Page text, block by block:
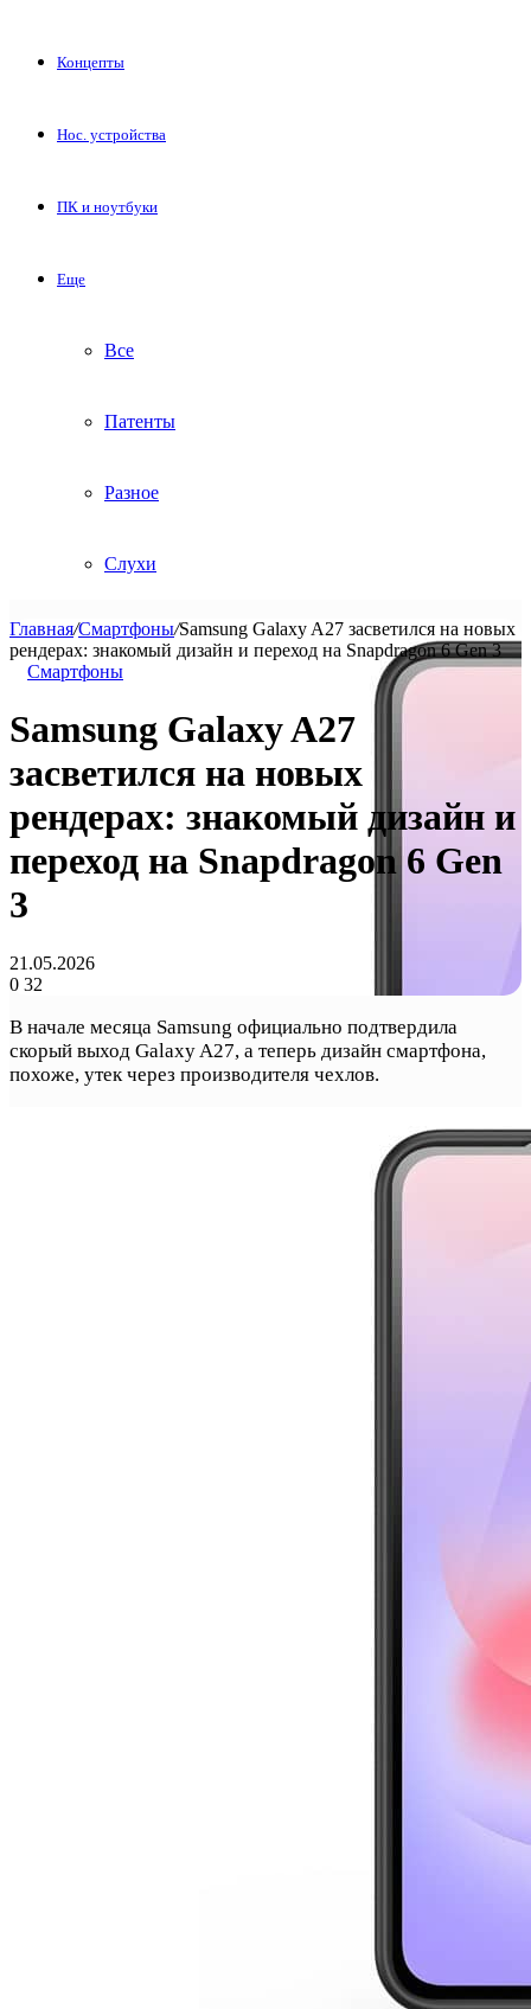
Концепты
Нос. устройства
ПК и ноутбуки
Еще
Все
Патенты
Разное
Слухи
Главная/Смартфоны/Samsung Galaxy A27 засветился на новых
рендерах: знакомый дизайн и переход на Snapdragon 6 Gen 3
Смартфоны
Samsung Galaxy A27
засветился на новых
рендерах: знакомый дизайн и
переход на Snapdragon 6 Gen
3
21.05.2026
0 32
В начале месяца Samsung официально подтвердила
скорый выход Galaxy A27, а теперь дизайн смартфона,
похоже, утек через производителя чехлов.